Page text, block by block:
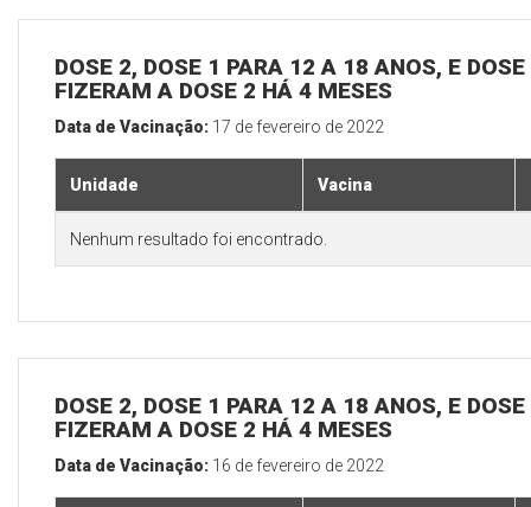
DOSE 2, DOSE 1 PARA 12 A 18 ANOS, E
FIZERAM A DOSE 2 HÁ 4 MESES
Data de Vacinação: 17 de fevereiro de 2022
Unidade Vacina
Nenhum resultado foi encontrado.
DOSE 2, DOSE 1 PARA 12 A 18 ANOS, E
FIZERAM A DOSE 2 HÁ 4 MESES
Data de Vacinação: 16 de fevereiro de 2022